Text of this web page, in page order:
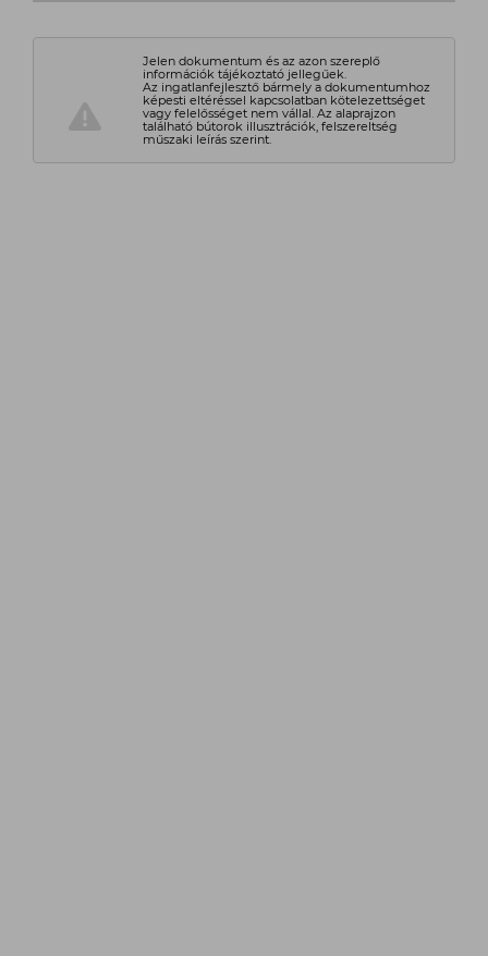
Jelen dokumentum és az azon szereplő
információk tájékoztató jellegűek.
Az ingatlanfejlesztő bármely a dokumentumhoz
képesti eltéréssel kapcsolatban kötelezettséget
vagy felelősséget nem vállal. Az alaprajzon
található bútorok illusztrációk, felszereltség
műszaki leírás szerint.